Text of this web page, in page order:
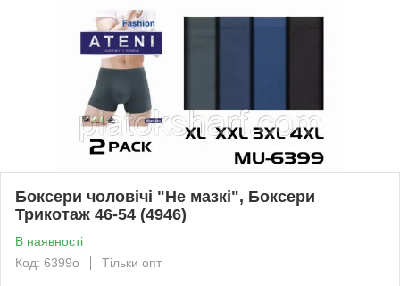
Боксери чоловічі "Не мазкі", Боксери
Трикотаж 46-54 (4946)
В наявності
Код: 6399о
Тільки опт